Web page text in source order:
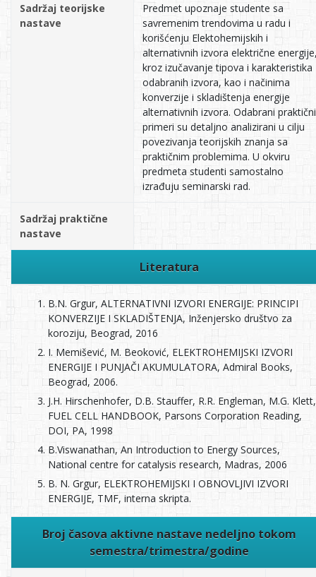
Sadržaj teorijske
nastave
Predmet upoznaje studente sa
savremenim trendovima u radu i
korišćenju Elektohemijskih i
alternativnih izvora električne
kroz izučavanje tipova i karakteristika
odabranih izvora, kao i načinima
konverzije i skladištenja energije
alternativnih izvora. Odabrani praktični
primeri su detaljno analizirani u cilju
povezivanja teorijskih znanja sa
praktičnim problemima. U okviru
predmeta studenti samostalno
izrađuju seminarski rad.
Sadržaj praktične
nastave
Literatura
B.N. Grgur, ALTERNATIVNI IZVORI ENERGIJE: PRINCIPI
KONVERZIJE I SKLADIŠTENJA, Inženjersko društvo za
koroziju, Beograd, 2016
I. Memišević, M. Beoković, ELEKTROHEMIJSKI IZVORI
ENERGIJE I PUNJAČI AKUMULATORA, Admiral Books,
Beograd, 2006.
J.H. Hirschenhofer, D.B. Stauffer, R.R. Engleman, M.G. Klett,
FUEL CELL HANDBOOK, Parsons Corporation Reading,
DOI, PA, 1998
B.Viswanathan, An Introduction to Energy Sources,
National centre for catalysis research, Madras, 2006
B. N. Grgur, ELEKTROHEMIJSKI I OBNOVLJIVI IZVORI
ENERGIJE, TMF, interna skripta.
Broj časova aktivne nastave nedeljno tokom
semestra/trimestra/godine